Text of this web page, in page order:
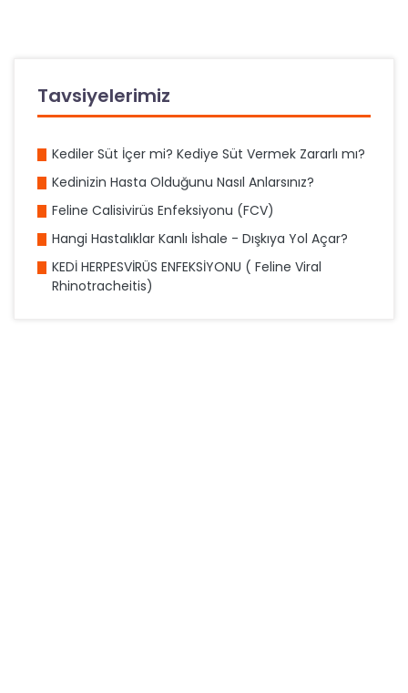
Tavsiyelerimiz
Kediler Süt İçer mi? Kediye Süt Vermek Zararlı mı?
Kedinizin Hasta Olduğunu Nasıl Anlarsınız?
Feline Calisivirüs Enfeksiyonu (FCV)
Hangi Hastalıklar Kanlı İshale - Dışkıya Yol Açar?
KEDİ HERPESVİRÜS ENFEKSİYONU ( Feline Viral
Rhinotracheitis)